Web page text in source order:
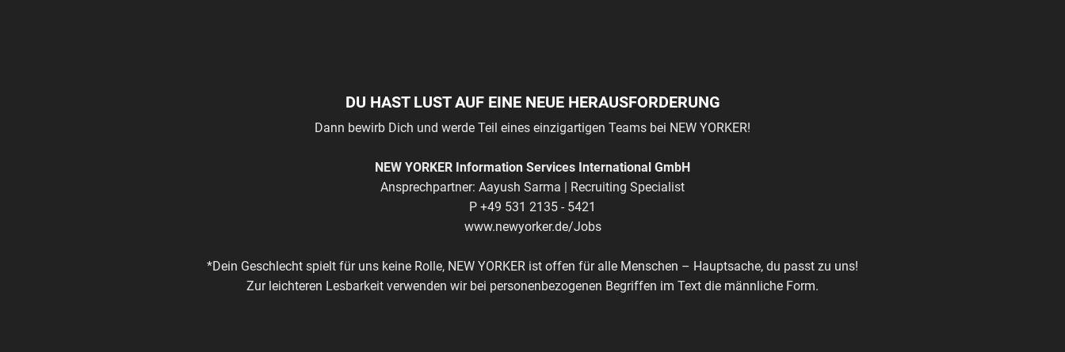
DU HAST LUST AUF EINE NEUE HERAUSFORDERUNG
Dann bewirb Dich und werde Teil eines einzigartigen Teams bei NEW YORKER!
NEW YORKER Information Services International GmbH
Ansprechpartner: Aayush Sarma | Recruiting Specialist
P +49 531 2135 - 5421
www.newyorker.de/Jobs
*Dein Geschlecht spielt für uns keine Rolle, NEW YORKER ist offen für alle Menschen – Hauptsache, du passt zu uns!
Zur leichteren Lesbarkeit verwenden wir bei personenbezogenen Begriffen im Text die männliche Form.